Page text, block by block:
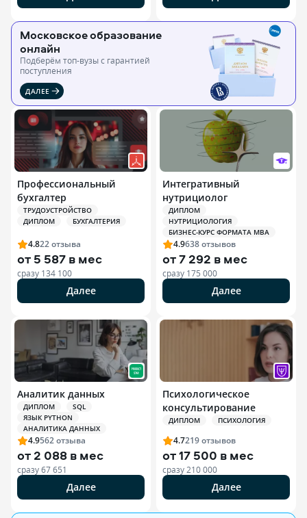
Московское образование
онлайн
Подберём топ-вузы c гарантией
поступления
ДАЛЕЕ
Профессиональный
бухгалтер
ТРУДОУСТРОЙСТВО
ДИПЛОМ
БУХГАЛТЕРИЯ
4.822отзыва
от 5 587 в мес
сразу 134 100
Далее
Интегративный
нутрициолог
ДИПЛОМ
НУТРИЦИОЛОГИЯ
БИЗНЕС-КУРС ФОРМАТА MBA
4.9638отзывов
от7 292 в мес
сразу 175 000
Далее
Аналитик данных
ДИПЛОМ
SQL
ЯЗЫК PYTHON
АНАЛИТИКА ДАННЫХ
4.9562отзыва
от2 088 в мес
сразу67 651
Далее
Психологическое
консультирование
ДИПЛОМ ПСИХОЛОГИЯ
4.7219отзывов
от17 500 в мес
сразу 210 000
Далее